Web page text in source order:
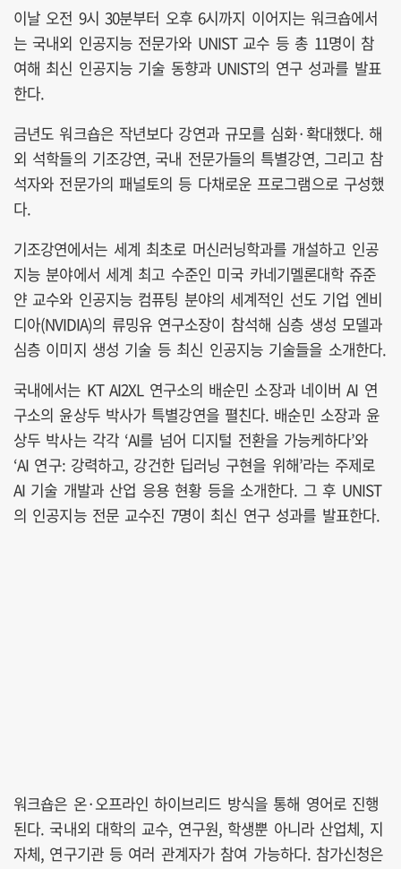
이날 오전 9시 30분부터 오후 6시까지 이어지는 워크숍에서
는 국내외 인공지능 전문가와 UNIST 교수 등 총 11명이 참
여해 최신 인공지능 기술 동향과 UNIST의 연구 성과를 발표
한다.
금년도 워크숍은 작년보다 강연과 규모를 심화·확대했다. 해
외 석학들의 기조강연, 국내 전문가들의 특별강연, 그리고 참
석자와 전문가의 패널토의 등 다채로운 프로그램으로 구성했
다.
기조강연에서는 세계 최초로 머신러닝학과를 개설하고 인공
지능 분야에서 세계 최고 수준인 미국 카네기멜론대학 쥬준
얀 교수와 인공지능 컴퓨팅 분야의 세계적인 선도 기업 엔비
디아(NVIDIA)의 류밍유 연구소장이 참석해 심층 생성 모델과
심층 이미지 생성 기술 등 최신 인공지능 기술들을 소개한다.
국내에서는 KT AI2XL 연구소의 배순민 소장과 네이버 AI 연
구소의 윤상두 박사가 특별강연을 펼친다. 배순민 소장과 윤
상두 박사는 각각 ‘AI를 넘어 디지털 전환을 가능케하다’와
‘AI 연구: 강력하고, 강건한 딥러닝 구현을 위해’라는 주제로
AI 기술 개발과 산업 응용 현황 등을 소개한다. 그 후 UNIST
의 인공지능 전문 교수진 7명이 최신 연구 성과를 발표한다.
워크숍은 온·오프라인 하이브리드 방식을 통해 영어로 진행
된다. 국내외 대학의 교수, 연구원, 학생뿐 아니라 산업체, 지
자체, 연구기관 등 여러 관계자가 참여 가능하다. 참가신청은